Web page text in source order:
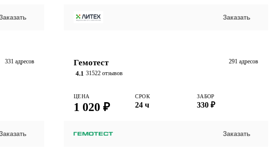
Заказать
331 адресов Гемотест
4.1 31522 отзывов
291 адресов
ЦЕНА
1 020 ₽
СРОК
24 ч
ЗАБОР
330 ₽
Заказать